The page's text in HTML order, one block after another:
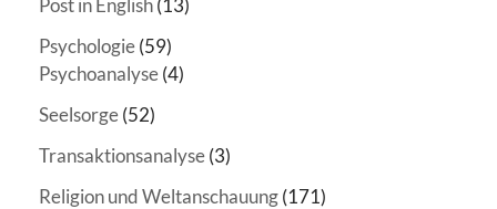
Post in English(13)
Psychologie(59)
Psychoanalyse(4)
Seelsorge(52)
Transaktionsanalyse(3)
Religion und Weltanschauung(171)